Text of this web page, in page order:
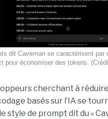
dit Caveman se caractérisent par
pour économiser des tokens.
cherchant à
basés sur l’IA se
style de prompt dit du «